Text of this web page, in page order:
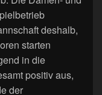
deshalb,
starten
in die
positiv aus,
der